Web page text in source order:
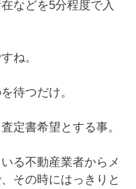
などを5分程度で入
ね。
待つだけ。
定書希望とする事。
る不動産業者からメ
その時にはっきりと